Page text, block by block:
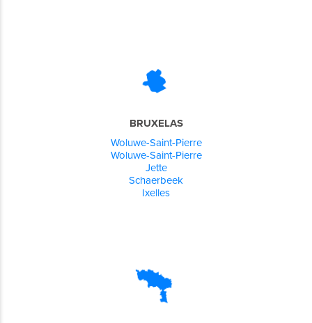
BRUXELAS
Woluwe-Saint-Pierre
Woluwe-Saint-Pierre
Jette
Schaerbeek
Ixelles